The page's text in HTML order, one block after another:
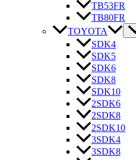
TB53FR
TB80FR
TOYOTA
SDK4
SDK5
SDK6
SDK8
SDK10
2SDK6
2SDK8
2SDK10
3SDK4
3SDK8